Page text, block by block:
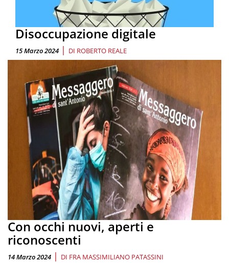
Disoccupazione digitale
15 Marzo 2024 | DI ROBERTO REALE
Con occhi nuovi, aperti e
riconoscenti
14 Marzo 2024 | DI FRA MASSIMILIANO PATASSINI